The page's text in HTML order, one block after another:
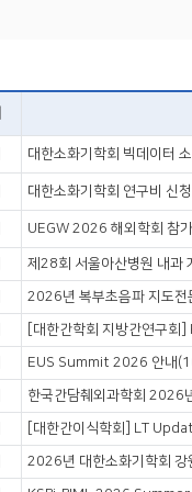
대한소화기학회 빅데이터
대한소화기학회 연구비 신
UEGW 2026 해외학회 참
제28회 서울아산병원 내과
2026년 복부초음파 지도
[대한간학회 지방간연구
한국간담췌외과학회
[대한간이식학회] LT
2026년 대한소화기학회